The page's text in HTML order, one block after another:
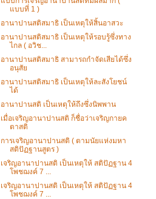
แบบที่ 1 )
อานาปานสติสมาธิ เป็นเหตุให้สิ้นอาสวะ
อานาปานสติสมาธิ เป็นเหตุให้รอบรู้ซึ่งทาง
ไกล ( อวิช...
อานาปานสติสมาธิ สามารถกำจัดเสียได้ซึ่ง
อนุสัย
อานาปานสติสมาธิ เป็นเหตุให้ละสังโยชน์
ได้
อานาปานสติ เป็นเหตุให้ถึงซึ่งนิพพาน
เมื่อเจริญอานาปานสติ ก็ชื่อว่าเจริญกายค
ตาสติ
การเจริญอานาปานสติ ( ตามนัยแห่งมหา
สติปัฏฐานสูตร )
เจริญอานาปานสติ เป็นเหตุให้ สติปัฏฐาน 4
โพชฌงค์ 7 ...
เจริญอานาปานสติ เป็นเหตุให้ สติปัฏฐาน 4
โพชฌงค์ 7 ...